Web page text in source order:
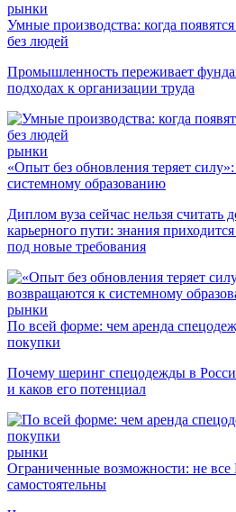
рынки
Умные производства: когда
без людей
Промышленность переживает
подходах к организации труда
рынки
«Опыт без обновления теряет
системному образованию
Диплом вуза сейчас нельзя считать
карьерного пути: знания
под новые требования
рынки
По всей форме: чем аренда
покупки
Почему шеринг спецодежды в
и каков его потенциал
рынки
Ограниченные возможности: не
самостоятельны